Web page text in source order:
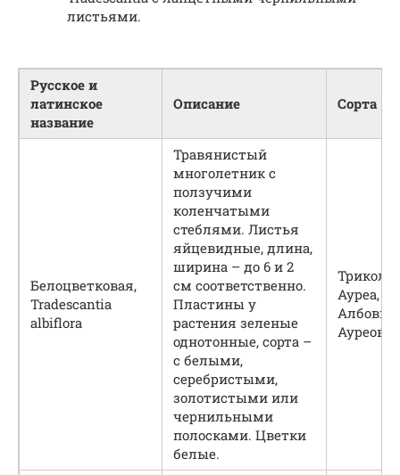
листьями.
Русское и
латинское
название
Описание Сорта
Белоцветковая,
Tradescantia
albiflora
Травянистый
многолетник с
ползучими
коленчатыми
стеблями. Листья
яйцевидные, длина,
ширина – до 6 и 2
см соответственно.
Пластины у
растения зеленые
однотонные, сорта –
с белыми,
серебристыми,
золотистыми или
чернильными
полосками. Цветки
белые.
Ауреа,